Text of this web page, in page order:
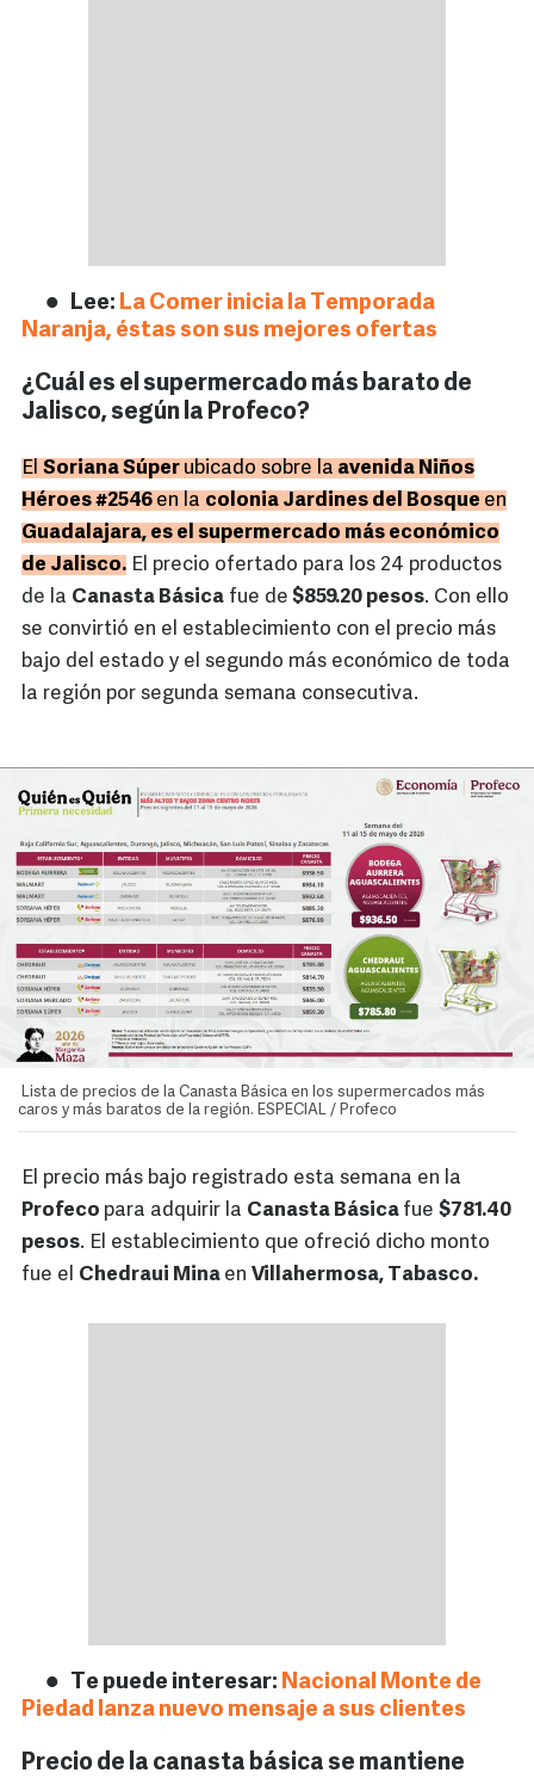
Lee: La Comer inicia la Temporada
Naranja, éstas son sus mejores ofertas
¿Cuál es el supermercado más barato de
Jalisco, según la Profeco?
El Soriana Súper ubicado sobre la avenida Niños
Héroes #2546 en la colonia Jardines del Bosque en
Guadalajara, es el supermercado más económico
de Jalisco. El precio ofertado para los 24 productos
de la Canasta Básica fue de $859.20 pesos. Con ello
se convirtió en el establecimiento con el precio más
bajo del estado y el segundo más económico de toda
la región por segunda semana consecutiva.
Lista de precios de la Canasta Básica en los supermercados más
caros y más baratos de la región. ESPECIAL / Profeco
El precio más bajo registrado esta semana en la
Profeco para adquirir la Canasta Básica fue $781.40
pesos. El establecimiento que ofreció dicho monto
fue el Chedraui Mina en Villahermosa, Tabasco.
Te puede interesar: Nacional Monte de
Piedad lanza nuevo mensaje a sus clientes
Precio de la canasta básica se mantiene